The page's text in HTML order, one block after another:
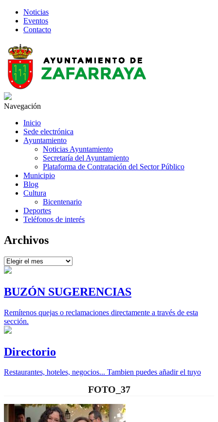
Noticias
Eventos
Contacto
Navegación
Inicio
Sede electrónica
Ayuntamiento
Noticias Ayuntamiento
Secretaría del Ayuntamiento
Plataforma de Contratación del Sector Público
Municipio
Blog
Cultura
Bicentenario
Deportes
Teléfonos de interés
Archivos
Archivos
BUZÓN SUGERENCIAS
Remítenos quejas o reclamaciones directamente a través de esta
sección.
Directorio
Restaurantes, hoteles, negocios... Tambien puedes añadir el tuyo
FOTO_37